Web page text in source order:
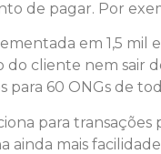
de pagar. Por
em 1,5
cliente nem sair
para 60 ONGs de
para transações
ainda mais